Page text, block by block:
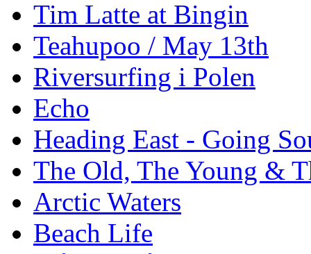
Tim Latte at Bingin
Teahupoo / May 13th
Riversurfing i Polen
Echo
Heading East - Going
The Old, The Young &
Arctic Waters
Beach Life